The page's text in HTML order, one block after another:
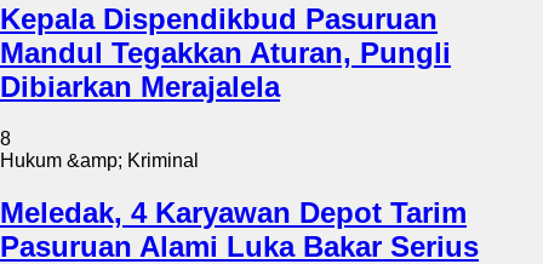
Kepala Dispendikbud Pasuruan
Mandul Tegakkan Aturan, Pungli
Dibiarkan Merajalela
8
Hukum &amp; Kriminal
Meledak, 4 Karyawan Depot Tarim
Pasuruan Alami Luka Bakar Serius